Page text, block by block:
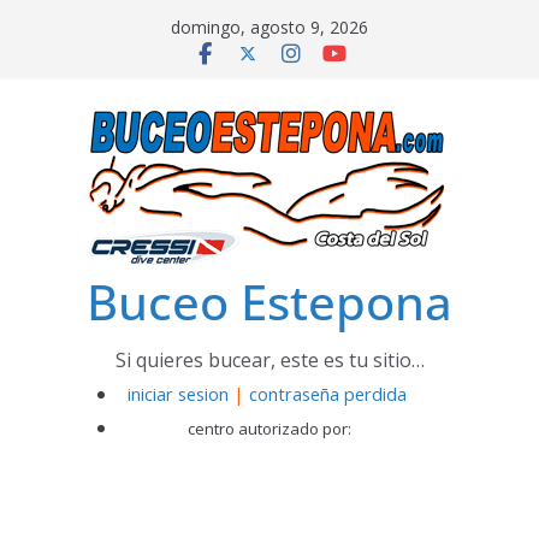
domingo, agosto 9, 2026
Buceo Estepona
Si quieres bucear, este es tu sitio…
iniciar sesion | contraseña perdida
centro autorizado por: